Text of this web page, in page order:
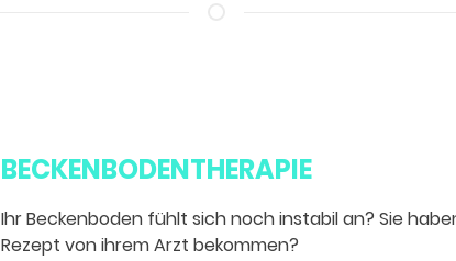
BECKENBODENTHERAPIE
Ihr Beckenboden fühlt sich noch instabil an? Sie
Rezept von ihrem Arzt bekommen?